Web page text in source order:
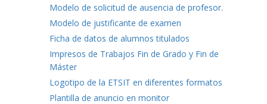
Modelo de solicitud de ausencia de profesor.
Modelo de justificante de examen
Ficha de datos de alumnos titulados
Impresos de Trabajos Fin de Grado y Fin de
Máster
Logotipo de la ETSIT en diferentes formatos
Plantilla de anuncio en monitor